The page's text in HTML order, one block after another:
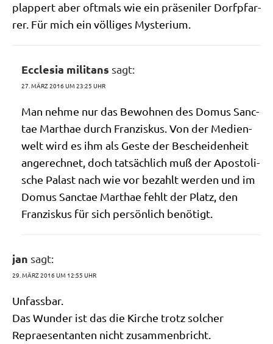
plap­pert aber oft­mals wie ein prä­se­ni­ler Dorf­pfar­
rer. Für mich ein völ­li­ges Mysterium.
Ecclesia militans sagt:
27. MÄRZ 2016 UM 23:25 UHR
Man neh­me nur das Bewoh­nen des Domus Sanc­
tae Mart­hae durch Fran­zis­kus. Von der Medi­en­
welt wird es ihm als Geste der Beschei­den­heit
ange­rech­net, doch tat­säch­lich muß der Apo­sto­li­
sche Palast nach wie vor bezahlt wer­den und im
Domus Sanc­tae Mart­hae fehlt der Platz, den
Fran­zis­kus für sich per­sön­lich benötigt.
jan sagt:
29. MÄRZ 2016 UM 12:55 UHR
Unfass­bar.
Das Wun­der ist das die Kir­che trotz sol­cher
Reprae­sen­tan­ten nicht zusammenbricht.